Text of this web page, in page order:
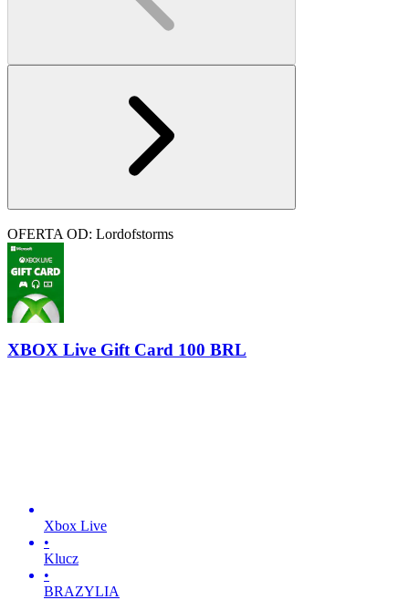
OFERTA OD: Lordofstorms
XBOX Live Gift Card 100 BRL
Xbox Live
•
Klucz
•
BRAZYLIA